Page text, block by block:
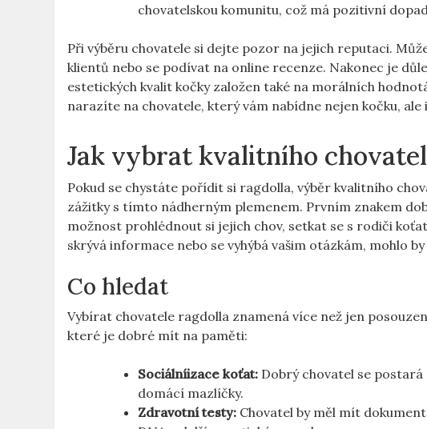
chovatelskou komunitu, což má pozitivní
Při výběru chovatele si ⁢dejte pozor⁢ na jejich ⁤reputaci.
klientů ​nebo⁤ se podívat na online recenze. Nakonec je
estetických⁤ kvalit kočky‌ založen také na morálních
narazíte na chovatele, který vám nabídne nejen ⁢kočku,
Jak⁤ vybrat kvalitního
Pokud se chystáte pořídit si ragdolla, výběr⁤ kvalitního
zážitky s tímto nádherným plemenem.‌ Prvním znakem
možnost prohlédnout si jejich chov,⁣ setkat ‍se s rodiči
skrývá informace nebo ‌se vyhýbá vašim otázkám, ‍mohlo
Co⁢ hledat
Vybírat ⁣chovatele ragdolla znamená více ⁤než ​jen
které je dobré‌ mít ‍na paměti:
Sociálníizace koťat: Dobrý chovatel se​ postará
‌domácí​ mazlíčky.
Zdravotní⁤ testy: Chovatel by měl mít